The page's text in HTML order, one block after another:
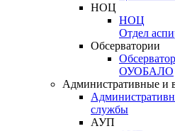
НОЦ
НОЦ
Отдел
Обсерватории
ОУОБАЛО
Административные и
службы
АУП